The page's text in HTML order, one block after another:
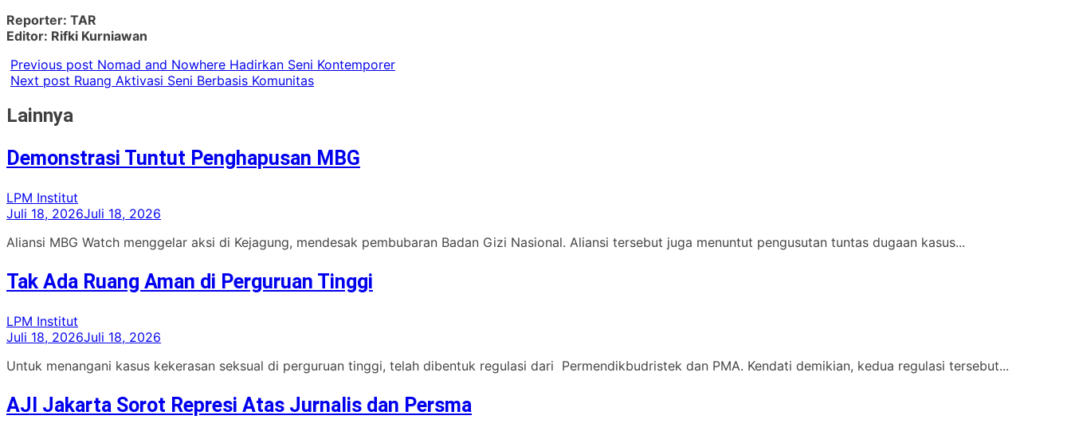
Reporter: TAR
Editor: Rifki Kurniawan
Previous post Nomad and Nowhere Hadirkan Seni Kontemporer
Next post Ruang Aktivasi Seni Berbasis Komunitas
Lainnya
Demonstrasi Tuntut Penghapusan MBG
LPM Institut
Juli 18, 2026Juli 18, 2026
Aliansi MBG Watch menggelar aksi di Kejagung, mendesak pembubaran Badan Gizi Nasional. Aliansi tersebut juga menuntut pengusutan tuntas dugaan kasus...
Tak Ada Ruang Aman di Perguruan Tinggi
LPM Institut
Juli 18, 2026Juli 18, 2026
Untuk menangani kasus kekerasan seksual di perguruan tinggi, telah dibentuk regulasi dari Permendikbudristek dan PMA. Kendati demikian, kedua regulasi tersebut...
AJI Jakarta Sorot Represi Atas Jurnalis dan Persma